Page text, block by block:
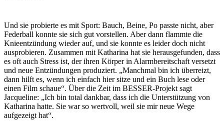
Und sie probierte es mit Sport: Bauch, Beine, Po passte nicht, aber
Federball konnte sie sich gut vorstellen. Aber dann flammte die
Knieentzündung wieder auf, und sie konnte es leider doch nicht
ausprobieren. Zusammen mit Katharina hat sie herausgefunden, dass
es oft auch Stress ist, der ihren Körper in Alarmbereitschaft versetzt
und neue Entzündungen produziert. „Manchmal bin ich überreizt,
dann hilft es, wenn ich einfach hier sitze und ein Buch lese oder
einen Film schaue“. Über die Zeit im BESSER-Projekt sagt
Jacqueline: „Ich bin total dankbar, dass ich die Unterstützung von
Katharina hatte. Sie war so wertvoll, weil sie mir neue Wege
aufgezeigt hat“.